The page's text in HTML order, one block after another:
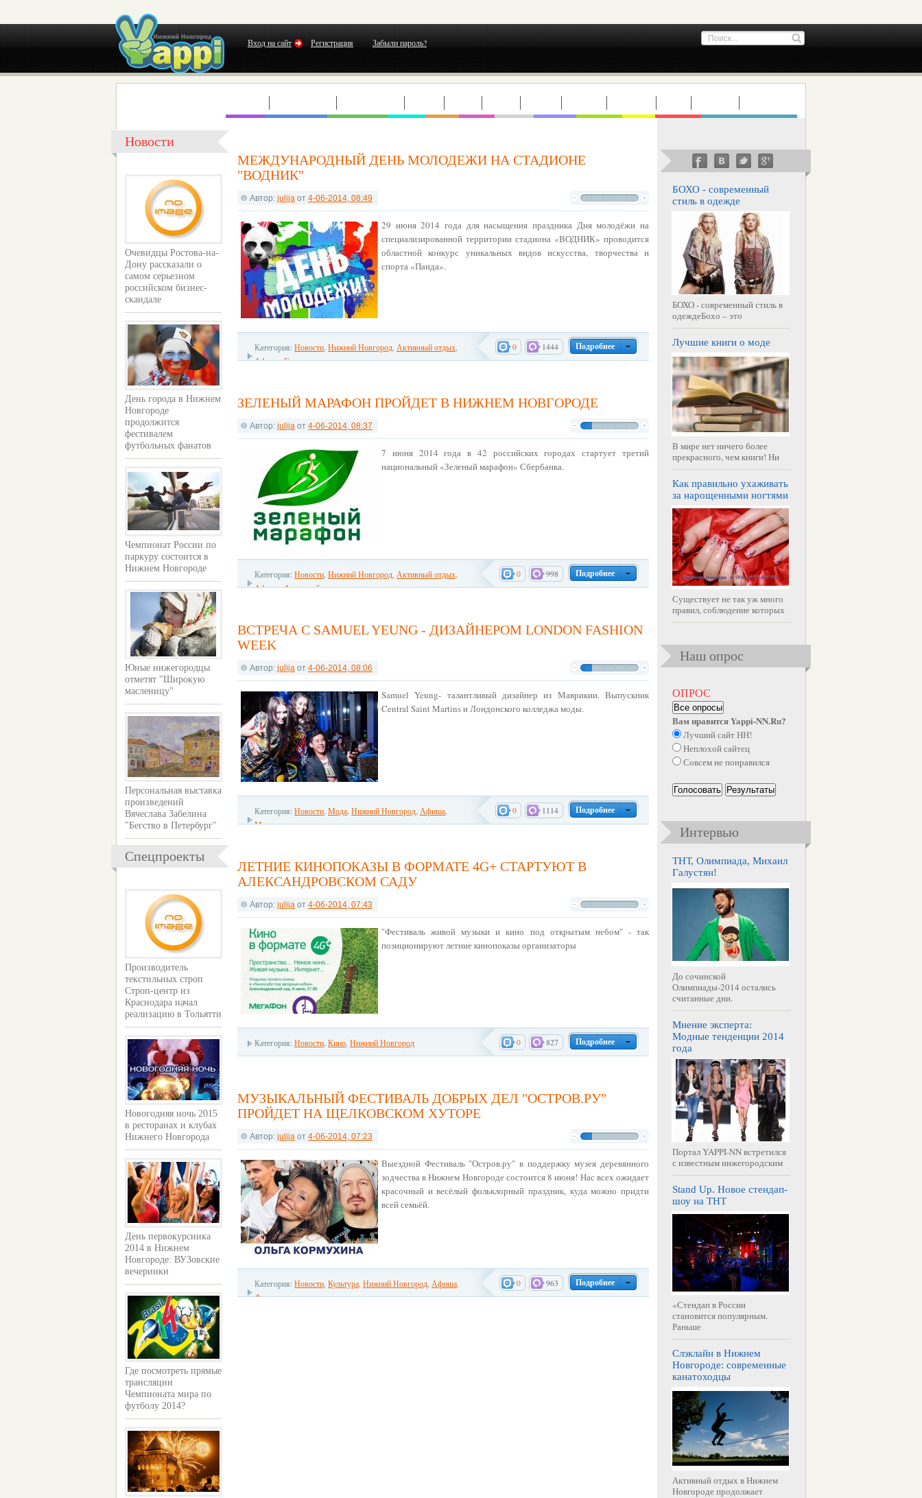
Вход на сайт Регистрация Забыли пароль?
Новости
Очевидцы Ростова-на-
Дону рассказали о
самом серьезном
российском бизнес-
скандале
День города в Нижнем
Новгороде
продолжится
фестивалем
футбольных фанатов
Чемпионат России по
паркуру состоится в
Нижнем Новгороде
Юные нижегородцы
отметят "Широкую
масленицу"
Персональная выставка
произведений
Вячеслава Забелина
"Бегство в Петербург"
Спецпроекты
Производитель
текстильных строп
Строп-центр из
Краснодара начал
реализацию в Тольятти
Новогодняя ночь 2015
в ресторанах и клубах
Нижнего Новгорода
День первокурсника
2014 в Нижнем
Новгороде: ВУЗовские
вечеринки
Где посмотреть прямые
трансляции
Чемпионата мира по
футболу 2014?
МЕЖДУНАРОДНЫЙ ДЕНЬ МОЛОДЕЖИ НА СТАДИОНЕ
"ВОДНИК"
Автор: julija от 4-06-2014, 08:49
29 июня 2014 года для насыщения праздника Дня молодёжи на
специализированной территории стадиона «ВОДНИК» проводится
областной конкурс уникальных видов искусства, творчества и
спорта «Панда».
Подробнее
1444
0
Категория: Новости, Нижний Новгород, Активный отдых,
Афиша,Городские праздники
ЗЕЛЕНЫЙ МАРАФОН ПРОЙДЕТ В НИЖНЕМ НОВГОРОДЕ
Автор: julija от 4-06-2014, 08:37
7 июня 2014 года в 42 российских городах стартует третий
национальный «Зеленый марафон» Сбербанка.
Подробнее
998
0
Категория: Новости, Нижний Новгород, Активный отдых,
Афиша,Активный отдых
ВСТРЕЧА С SAMUEL YEUNG - ДИЗАЙНЕРОМ LONDON FASHION
WEEK
Автор: julija от 4-06-2014, 08:06
Samuel Yeung- талантливый дизайнер из Маврикии. Выпускник
Central Saint Martins и Лондонского колледжа моды.
Подробнее
1114
0
Категория: Новости, Мода, Нижний Новгород, Афиша,
Модные показы
ЛЕТНИЕ КИНОПОКАЗЫ В ФОРМАТЕ 4G+ СТАРТУЮТ В
АЛЕКСАНДРОВСКОМ САДУ
Автор: julija от 4-06-2014, 07:43
"Фестиваль живой музыки и кино под открытым небом" - так
позиционируют летние кинопоказы организаторы
Подробнее
827
0
Категория: Новости, Кино, Нижний Новгород
МУЗЫКАЛЬНЫЙ ФЕСТИВАЛЬ ДОБРЫХ ДЕЛ "ОСТРОВ.РУ"
ПРОЙДЕТ НА ЩЕЛКОВСКОМ ХУТОРЕ
Автор: julija от 4-06-2014, 07:23
Выездной Фестиваль "Остров.ру" в поддержку музея деревянного
зодчества в Нижнем Новгороде состоится 8 июня! Нас всех ожидает
красочный и весёлый фольклорный праздник, куда можно придти
всей семьёй.
Подробнее
963
0
Категория: Новости, Культура, Нижний Новгород, Афиша,
Фестивали
БОХО - современный
стиль в одежде
БОХО - современный стиль в
одеждеБохо – это
Лучшие книги о моде
В мире нет ничего более
прекрасного, чем книги! Ни
Как правильно ухаживать
за нарощенными ногтями
Существует не так уж много
правил, соблюдение которых
Наш опрос
ОПРОС
Все опросы
Вам нравится Yappi-NN.Ru?
Лучший сайт НН!
Неплохой сайтец
Совсем не понравился
Голосовать Результаты
Интервью
ТНТ, Олимпиада, Михаил
Галустян!
До сочинской
Олимпиады-2014 остались
считанные дни.
Мнение эксперта:
Модные тенденции 2014
года
Портал YAPPI-NN встретился
с известным нижегородским
Stand Up. Новое стендап-
шоу на ТНТ
«Стендап в России
становится популярным.
Раньше
Слэклайн в Нижнем
Новгороде: современные
канатоходцы
Активный отдых в Нижнем
Новгороде продолжает